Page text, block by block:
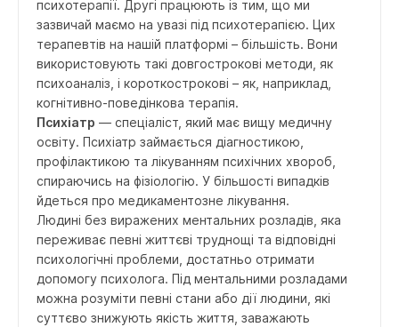
психотерапії. Другі працюють із тим, що ми
зазвичай маємо на увазі під психотерапією. Цих
терапевтів на нашій платформі – більшість. Вони
використовують такі довгострокові методи, як
психоаналіз, і короткострокові – як, наприклад,
когнітивно-поведінкова терапія.
Психіатр — спеціаліст, який має вищу медичну
освіту. Психіатр займається діагностикою,
профілактикою та лікуванням психічних хвороб,
спираючись на фізіологію. У більшості випадків
йдеться про медикаментозне лікування.
Людині без виражених ментальних розладів, яка
переживає певні життєві труднощі та відповідні
психологічні проблеми, достатньо отримати
допомогу психолога. Під ментальними розладами
можна розуміти певні стани або дії людини, які
суттєво знижують якість життя, заважають